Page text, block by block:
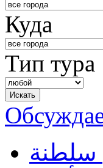
Куда
Тип тура
سلطنة